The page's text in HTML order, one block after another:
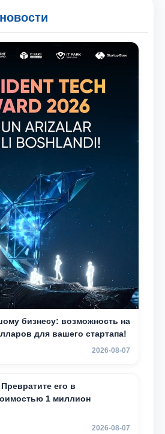
бизнесу: возможность на
для вашего стартапа!
2026-08-07
его в
1 миллион
2026-08-07